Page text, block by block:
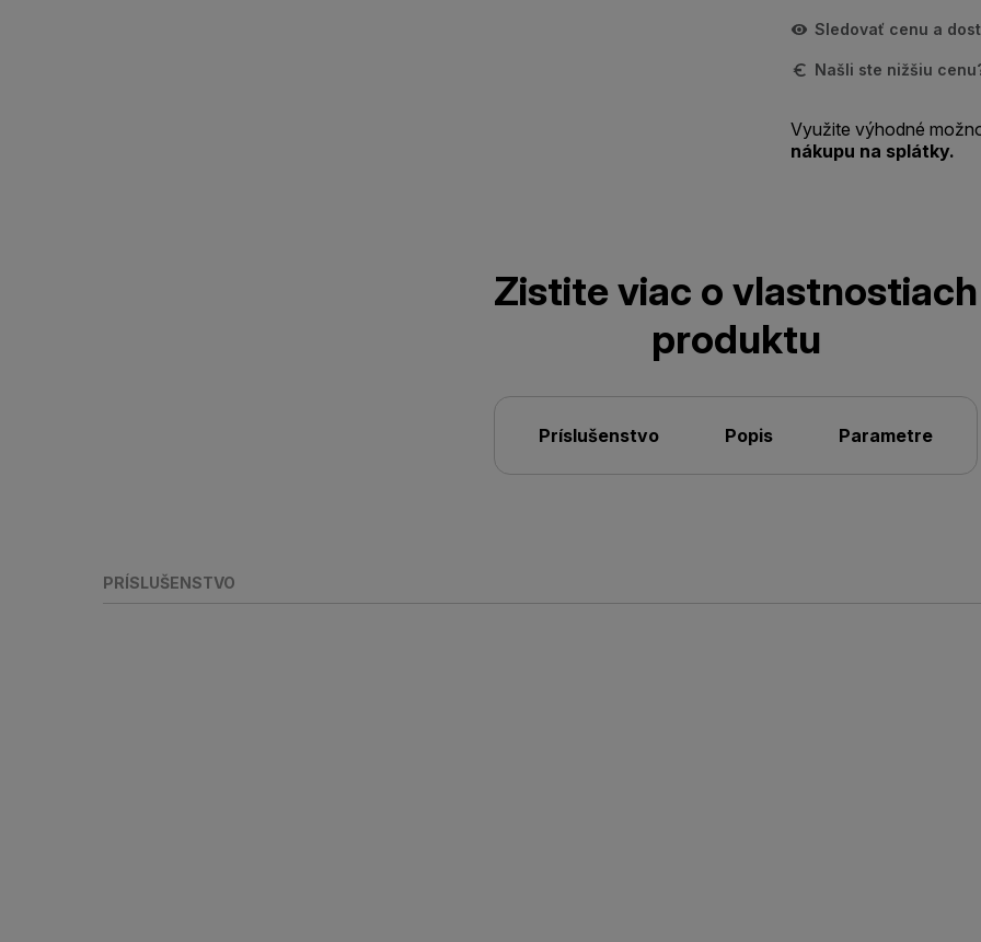
Sledovať cenu a
Našli ste nižšiu
Využite výhodné
nákupu na splátky.
Zistite viac o vlastnostiach
produktu
Príslušenstvo Popis Parametre
PRÍSLUŠENSTVO